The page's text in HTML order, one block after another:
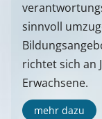
sinnvoll
richtet sich an
Erwachsene.
mehr dazu